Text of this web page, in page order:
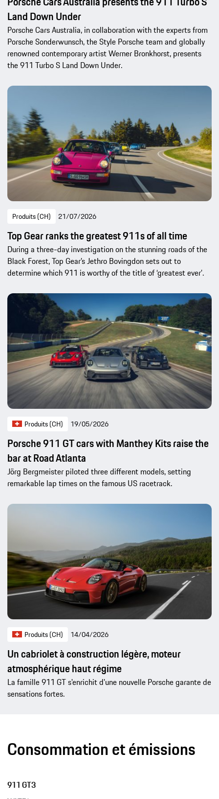
Land Down Under
Porsche Cars Australia, in collaboration with the experts from
Porsche Sonderwunsch, the Style Porsche team and globally
renowned contemporary artist Werner Bronkhorst, presents
the 911 Turbo S Land Down Under.
Produits (CH) 21/07/2026
Top Gear ranks the greatest 911s of all time
During a three-day investigation on the stunning roads of the
Black Forest, Top Gear’s Jethro Bovingdon sets out to
determine which 911 is worthy of the title of ‘greatest ever’.
Produits (CH) 19/05/2026
Porsche 911 GT cars with Manthey Kits raise the
bar at Road Atlanta
Jörg Bergmeister piloted three different models, setting
remarkable lap times on the famous US racetrack.
Produits (CH) 14/04/2026
Un cabriolet à construction légère, moteur
atmosphérique haut régime
La famille 911 GT s'enrichit d'une nouvelle Porsche garante de
sensations fortes.
Consommation et émissions
911 GT3